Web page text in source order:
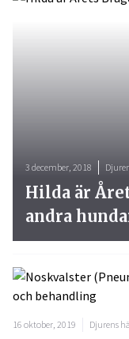
16 oktober, 2019 Djurens
3 december, 2018
Hilda är
andra